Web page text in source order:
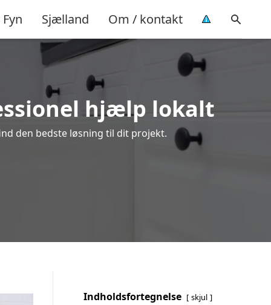
Fyn Sjælland Om / kontakt
hjælp lokalt
den bedste løsning til dit projekt.
Indholdsfortegnelse skjul